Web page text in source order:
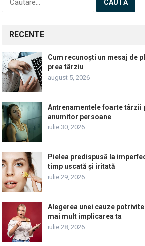
RECENTE
Cum recunoști un mesaj de
prea târziu
august 5, 2026
Antrenamentele foarte târzii
anumitor persoane
iulie 30, 2026
Pielea predispusă la
timp uscată și iritată
iulie 29, 2026
Alegerea unei cauze
mai mult implicarea ta
iulie 28, 2026